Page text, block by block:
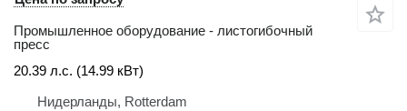
Промышленное оборудование - листогибочный
пресс
20.39 л.с. (14.99 кВт)
Нидерланды, Rotterdam